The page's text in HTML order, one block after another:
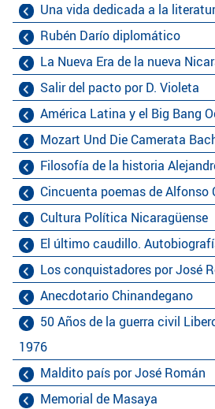
Una vida dedicada a la
Rubén Darío diplomático
La Nueva Era de la nueva
Salir del pacto por D. Violeta
América Latina y el Big Bang
Mozart Und Die Camerata
Filosofía de la historia
Cincuenta poemas de Alfonso
Cultura Política Nicaragüense
El último caudillo.
Los conquistadores por José
Anecdotario Chinandegano
50 Años de la guerra civil
1976
Maldito país por José Román
Memorial de Masaya